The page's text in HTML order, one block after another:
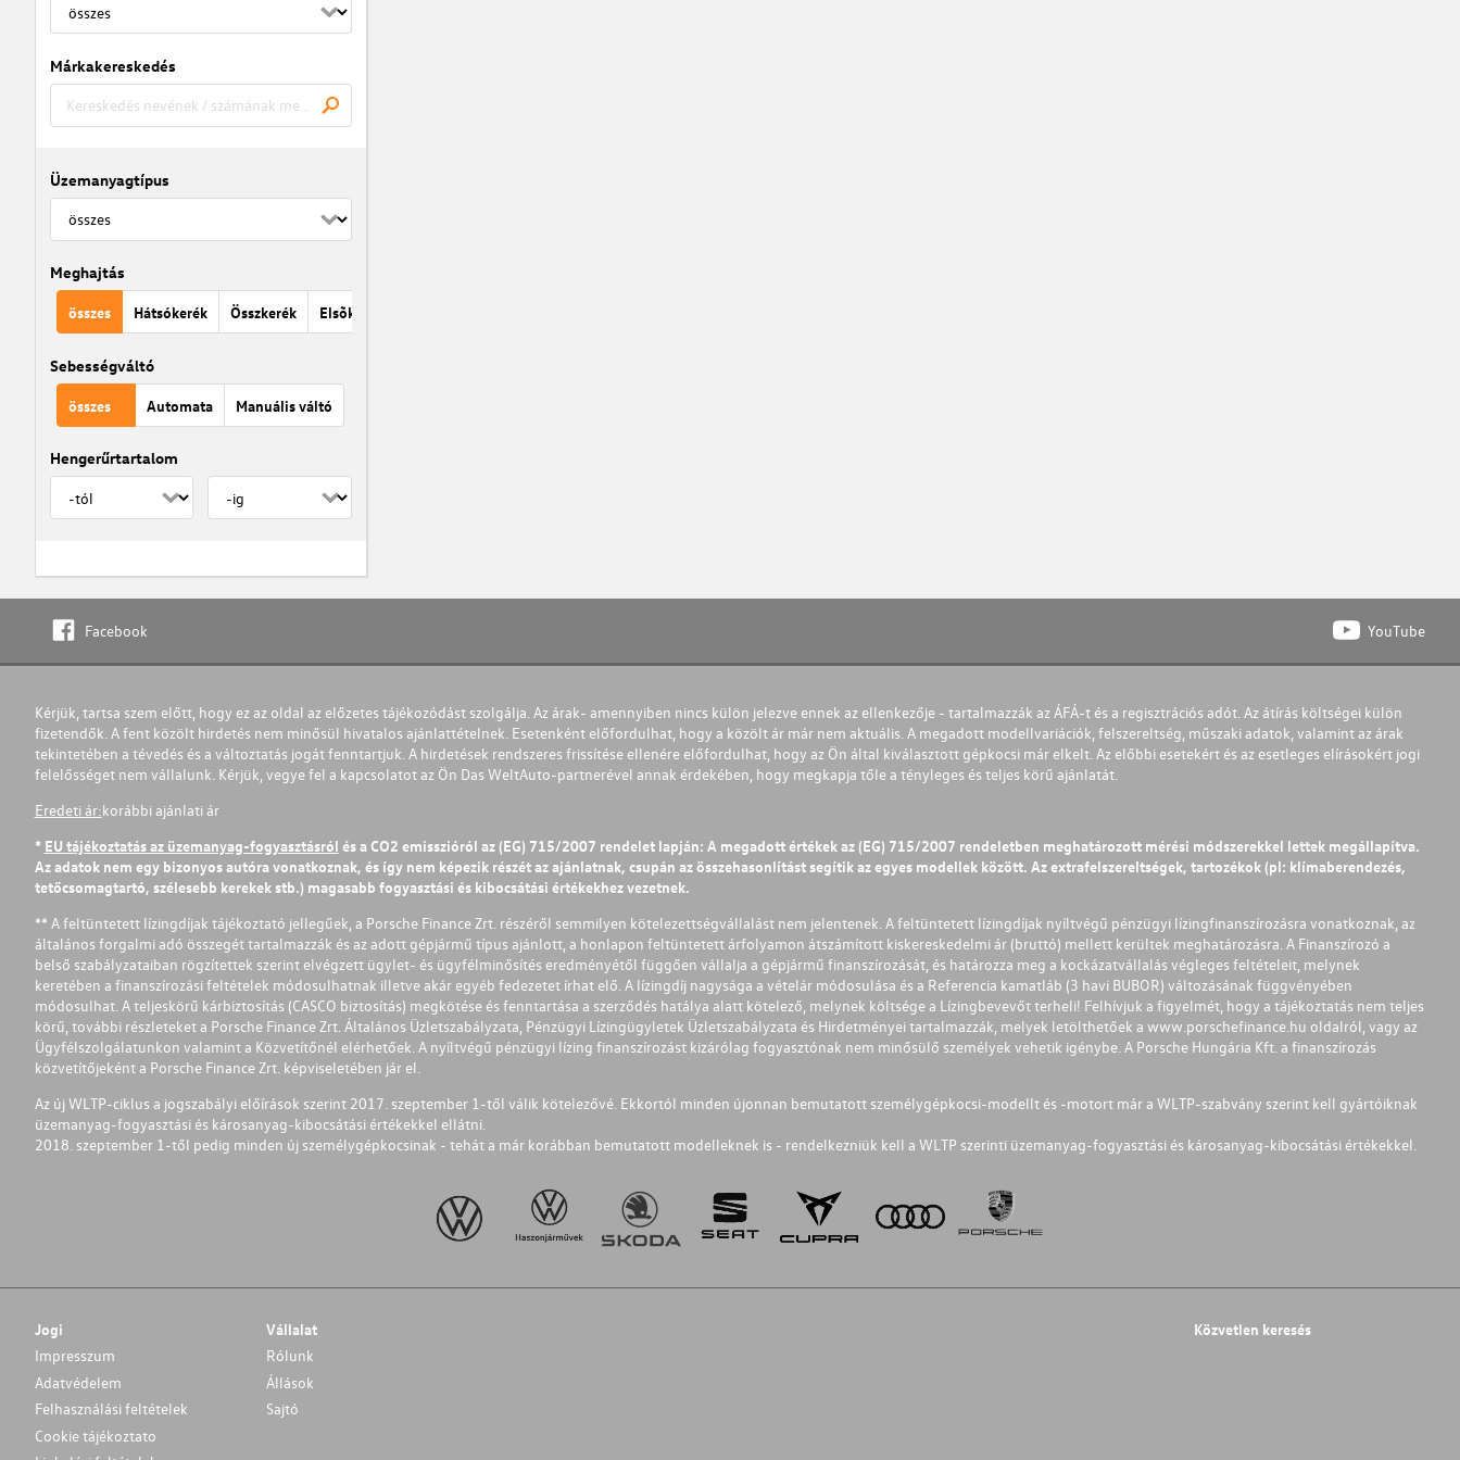
Márkakereskedés
Üzemanyagtípus
Meghajtás
összes Hátsókerék Összkerék Elsõkerék
Sebességváltó
összes Automata Manuális váltó
Hengerűrtartalom
Facebook YouTube
Kérjük, tartsa szem előtt, hogy ez az oldal az előzetes tájékozódást szolgálja. Az árak- amennyiben nincs külön jelezve ennek az ellenkezője - tartalmazzák az ÁFÁ-t és a regisztrációs adót. Az átírás költségei külön
fizetendők. A fent közölt hirdetés nem minősül hivatalos ajánlattételnek. Esetenként előfordulhat, hogy a közölt ár már nem aktuális. A megadott modellvariációk, felszereltség, műszaki adatok, valamint az árak
tekintetében a tévedés és a változtatás jogát fenntartjuk. A hirdetések rendszeres frissítése ellenére előfordulhat, hogy az Ön által kiválasztott gépkocsi már elkelt. Az előbbi esetekért és az esetleges elírásokért jogi
felelősséget nem vállalunk. Kérjük, vegye fel a kapcsolatot az Ön Das WeltAuto-partnerével annak érdekében, hogy megkapja tőle a tényleges és teljes körű ajánlatát.
Eredeti ár:korábbi ajánlati ár
* EU tájékoztatás az üzemanyag-fogyasztásról és a CO2 emisszióról az (EG) 715/2007 rendelet lapján: A megadott értékek az (EG) 715/2007 rendeletben meghatározott mérési módszerekkel lettek megállapítva.
Az adatok nem egy bizonyos autóra vonatkoznak, és így nem képezik részét az ajánlatnak, csupán az összehasonlítást segítik az egyes modellek között. Az extrafelszereltségek, tartozékok (pl: klímaberendezés,
tetőcsomagtartó, szélesebb kerekek stb.) magasabb fogyasztási és kibocsátási értékekhez vezetnek.
** A feltüntetett lízingdíjak tájékoztató jellegűek, a Porsche Finance Zrt. részéről semmilyen kötelezettségvállalást nem jelentenek. A feltüntetett lízingdíjak nyíltvégű pénzügyi lízingfinanszírozásra vonatkoznak, az
általános forgalmi adó összegét tartalmazzák és az adott gépjármű típus ajánlott, a honlapon feltüntetett árfolyamon átszámított kiskereskedelmi ár (bruttó) mellett kerültek meghatározásra. A Finanszírozó a
belső szabályzataiban rögzítettek szerint elvégzett ügylet- és ügyfélminősítés eredményétől függően vállalja a gépjármű finanszírozását, és határozza meg a kockázatvállalás végleges feltételeit, melynek
keretében a finanszírozási feltételek módosulhatnak illetve akár egyéb fedezetet írhat elő. A lízingdíj nagysága a vételár módosulása és a Referencia kamatláb (3 havi BUBOR) változásának függvényében
módosulhat. A teljeskörű kárbiztosítás (CASCO biztosítás) megkötése és fenntartása a szerződés hatálya alatt kötelező, melynek költsége a Lízingbevevőt terheli! Felhívjuk a figyelmét, hogy a tájékoztatás nem teljes
körű, további részleteket a Porsche Finance Zrt. Általános Üzletszabályzata, Pénzügyi Lízingügyletek Üzletszabályzata és Hirdetményei tartalmazzák, melyek letölthetőek a www.porschefinance.hu oldalról, vagy az
Ügyfélszolgálatunkon valamint a Közvetítőnél elérhetőek. A nyíltvégű pénzügyi lízing finanszírozást kizárólag fogyasztónak nem minősülő személyek vehetik igénybe. A Porsche Hungária Kft. a finanszírozás
közvetítőjeként a Porsche Finance Zrt. képviseletében jár el.
Az új WLTP-ciklus a jogszabályi előírások szerint 2017. szeptember 1-től válik kötelezővé. Ekkortól minden újonnan bemutatott személygépkocsi-modellt és -motort már a WLTP-szabvány szerint kell gyártóiknak
üzemanyag-fogyasztási és károsanyag-kibocsátási értékekkel ellátni.
2018. szeptember 1-től pedig minden új személygépkocsinak - tehát a már korábban bemutatott modelleknek is - rendelkezniük kell a WLTP szerinti üzemanyag-fogyasztási és károsanyag-kibocsátási értékekkel.
Jogi
Impresszum
Adatvédelem
Felhasználási feltételek
Cookie tájékoztato
Vállalat
Rólunk
Állások
Sajtó
Közvetlen keresés